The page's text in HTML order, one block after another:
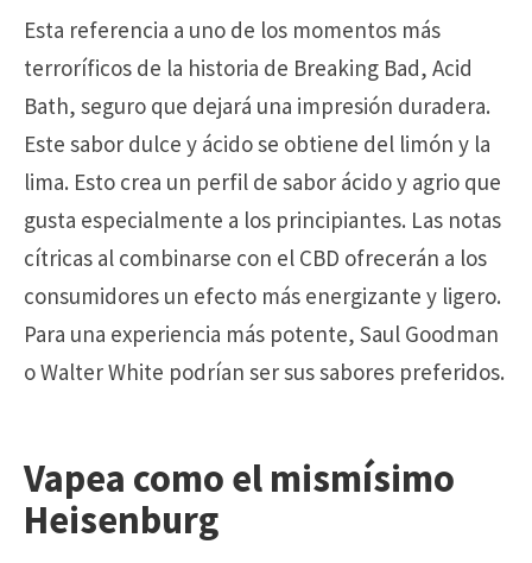
Esta referencia a uno de los momentos más
terroríficos de la historia de Breaking Bad, Acid
Bath, seguro que dejará una impresión duradera.
Este sabor dulce y ácido se obtiene del limón y la
lima. Esto crea un perfil de sabor ácido y agrio que
gusta especialmente a los principiantes. Las notas
cítricas al combinarse con el CBD ofrecerán a los
consumidores un efecto más energizante y ligero.
Para una experiencia más potente, Saul Goodman
o Walter White podrían ser sus sabores preferidos.
Vapea como el mismísimo
Heisenburg